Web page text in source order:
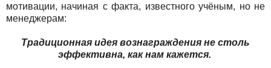
мотивации, начиная с факта, известного учёным, но не
менеджерам:
Традиционная идея вознаграждения не столь
эффективна, как нам кажется.